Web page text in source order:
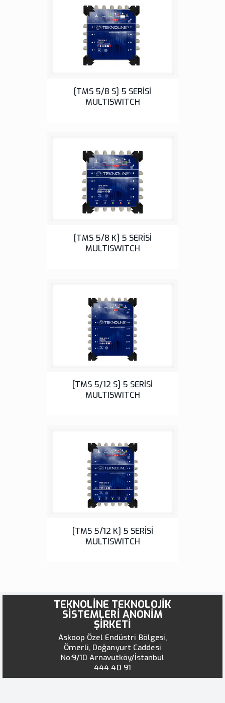
5 Serisi
[TMS 5/8 S] 5 SERİSİ
MULTISWITCH
5 Serisi
[TMS 5/8 K] 5 SERİSİ
MULTISWITCH
5 Serisi
[TMS 5/12 S] 5 SERİSİ
MULTISWITCH
5 Serisi
[TMS 5/12 K] 5 SERİSİ
MULTISWITCH
TEKNOLİNE TEKNOLOJİK
SİSTEMLERİ ANONİM
ŞİRKETİ
Askoop Özel Endüstri Bölgesi,
Ömerli, Doğanyurt Caddesi
No:9/10 Arnavutköy/İstanbul
444 40 91